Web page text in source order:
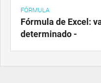
FÓRMULA
Fórmula de Excel:
determinado -